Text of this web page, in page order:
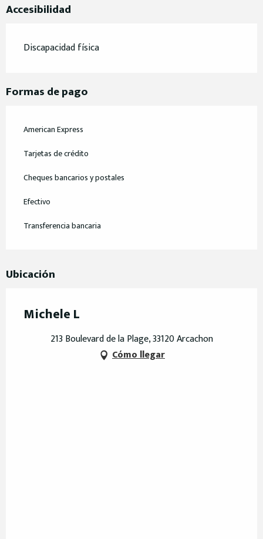
Accesibilidad
Discapacidad física
Formas de pago
American Express
Tarjetas de crédito
Cheques bancarios y postales
Efectivo
Transferencia bancaria
Ubicación
Michele L
213 Boulevard de la Plage, 33120 Arcachon
Cómo llegar